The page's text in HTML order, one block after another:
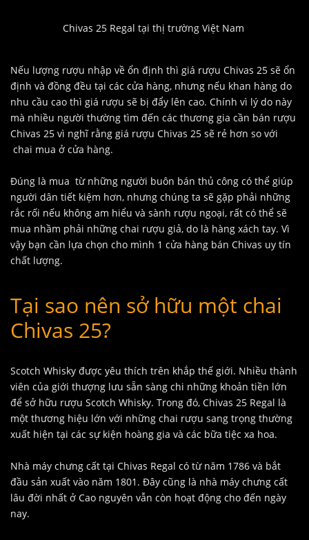
Chivas 25 Regal tại thị trường Việt Nam
Nếu lượng rượu nhập về ổn định thì giá rượu Chivas 25 sẽ ổn
định và đồng đều tại các cửa hàng, nhưng nếu khan hàng do
nhu cầu cao thì giá rượu sẽ bị đẩy lên cao. Chính vì lý do này
mà nhiều người thường tìm đến các thương gia cần bán rượu
Chivas 25 vì nghĩ rằng giá rượu Chivas 25 sẽ rẻ hơn so với
chai mua ở cửa hàng.
Đúng là mua từ những người buôn bán thủ công có thể giúp
người dân tiết kiệm hơn, nhưng chúng ta sẽ gặp phải những
rắc rối nếu không am hiểu và sành rượu ngoại, rất có thể sẽ
mua nhầm phải những chai rượu giả, do là hàng xách tay. Vì
vậy bạn cần lựa chọn cho mình 1 cửa hàng bán Chivas uy tín
chất lượng.
Tại sao nên sở hữu một chai
Chivas 25?
Scotch Whisky được yêu thích trên khắp thế giới. Nhiều thành
viên của giới thượng lưu sẵn sàng chi những khoản tiền lớn
để sở hữu rượu Scotch Whisky. Trong đó, Chivas 25 Regal là
một thương hiệu lớn với những chai rượu sang trọng thường
xuất hiện tại các sự kiện hoàng gia và các bữa tiệc xa hoa.
Nhà máy chưng cất tại Chivas Regal có từ năm 1786 và bắt
đầu sản xuất vào năm 1801. Đây cũng là nhà máy chưng cất
lâu đời nhất ở Cao nguyên vẫn còn hoạt động cho đến ngày
nay.